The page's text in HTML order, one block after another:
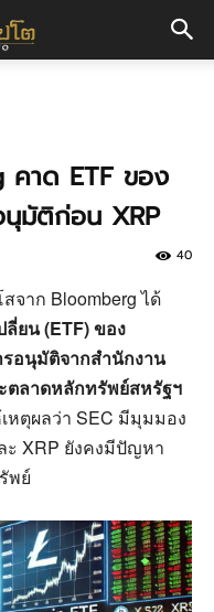
คาด ETF ของ
มัติก่อน XRP
40
จาก Bloomberg ได้
ยน (ETF) ของ
อนุมัติจากสำนักงาน
ลาดหลักทรัพย์สหรัฐฯ
หตุผลว่า SEC มีมุมมอง
XRP ยังคงมีปัญหา
พย์